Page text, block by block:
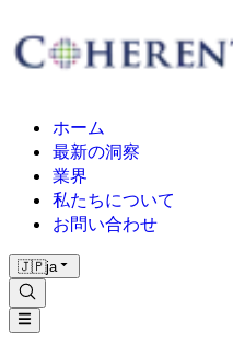
ホーム
最新の洞察
業界
私たちについて
お問い合わせ
🇯🇵ja